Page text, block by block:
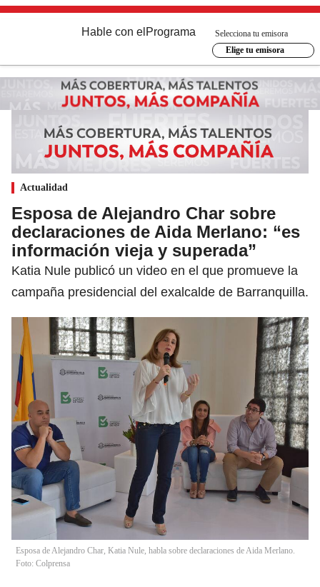
Hable con el Programa
Selecciona tu emisora
Elige tu emisora
Actualidad
Esposa de Alejandro Char sobre
declaraciones de Aida Merlano: “es
información vieja y superada”
Katia Nule publicó un video en el que promueve la
campaña presidencial del exalcalde de Barranquilla.
Esposa de Alejandro Char, Katia Nule, habla sobre declaraciones de Aida Merlano.
Foto: Colprensa